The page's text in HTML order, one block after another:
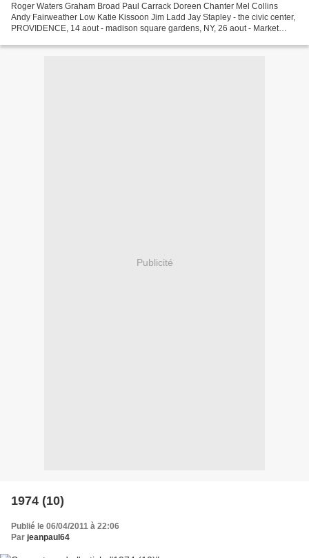
Roger Waters Graham Broad Paul Carrack Doreen Chanter Mel Collins
Andy Fairweather Low Katie Kissoon Jim Ladd Jay Stapley - the civic center,
PROVIDENCE, 14 aout - madison square gardens, NY, 26 aout - Market
Publicité
1974 (10)
Publié le 06/04/2011 à 22:06
Par jeanpaul64